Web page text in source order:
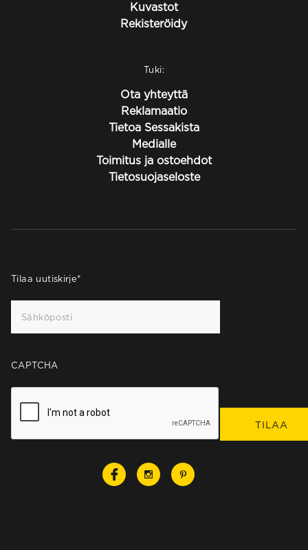
Kuvastot
Rekisteröidy
Tuki:
Ota yhteyttä
Reklamaatio
Tietoa Sessakista
Medialle
Toimitus ja ostoehdot
Tietosuojaseloste
Tilaa uutiskirje*
CAPTCHA